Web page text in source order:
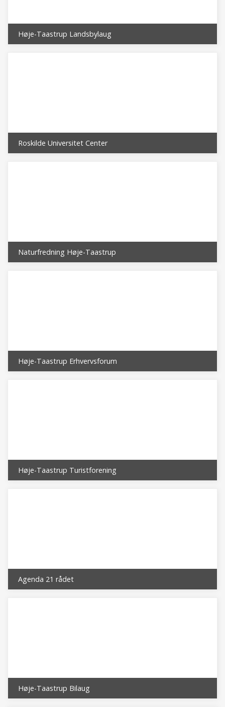
Høje-Taastrup Landsbylaug
Roskilde Universitet Center
Naturfredning Høje-Taastrup
Høje-Taastrup Erhvervsforum
Høje-Taastrup Turistforening
Agenda 21 rådet
Høje-Taastrup Bilaug